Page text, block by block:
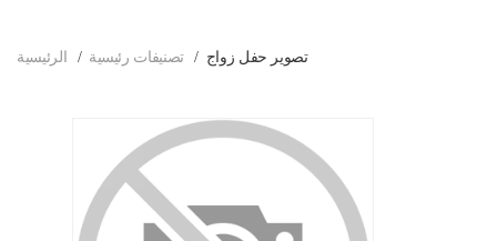
الرئيسية تصنيفات رئيسية تصوير حفل زواج